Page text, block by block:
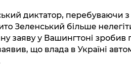
диктатор, перебуваючи
Зеленський більше
заяву у Вашингтоні
що влада в Україні